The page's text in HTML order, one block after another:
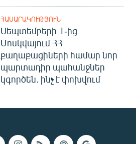
ՀԱՍԱՐԱԿՈՒԹՅՈՒՆ
Սեպտեմբերի 1-ից
Մոսկվայում ՀՀ
քաղաքացիների համար նոր
պարտադիր պահանջներ
կգործեն. ինչ է փոխվում